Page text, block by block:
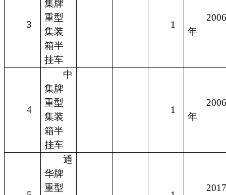
3
集牌
重型
集装
箱半
挂车
1
年
4
中
集牌
重型
集装
箱半
挂车
1
年
通
华牌
重型